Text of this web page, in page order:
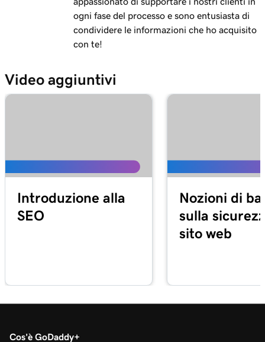
ogni fase del processo e sono entusiasta di
condividere le informazioni che ho acquisito
con te!
Video aggiuntivi
Introduzione alla
SEO
Nozioni di
sulla
sito web
Cos'è GoDaddy